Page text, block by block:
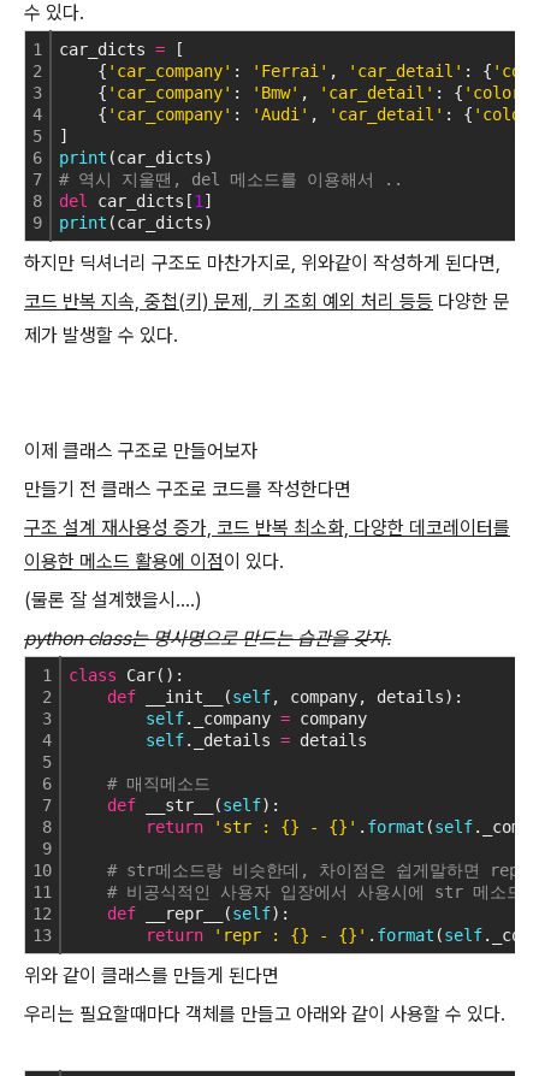
수 있다.
1
2
3
4
5
6
7
8
9
car_dicts = [
{ 'car_company' : 'Ferrai' , 'car_detail' : {
{ 'car_company' : 'Bmw' , 'car_detail' : { 'color'
{ 'car_company' : 'Audi' , 'car_detail' : { 'color'
]
print (car_dicts)
# 역시 지울땐, del 메소드를 이용해서 ..
del
car_dicts[1 ]
print (car_dicts)
하지만 딕셔너리 구조도 마찬가지로, 위와같이 작성하게 된다면,
코드 반복 지속, 중첩(키) 문제, 키 조회 예외 처리 등등 다양한 문
제가 발생할 수 있다.
이제 클래스 구조로 만들어보자
만들기 전 클래스 구조로 코드를 작성한다면
구조 설계 재사용성 증가, 코드 반복 최소화, 다양한 데코레이터를
이용한 메소드 활용에 이점이 있다.
(물론 잘 설계했을시....)
python class는 명사명으로 만드는 습관을 갖자.
1
2
3
4
5
6
7
8
9
10
11
12
13
class Car():
def __init__(self, company, details):
self._company = company
self._details = details
# 매직메소드
def __str__(self):
return
'str : {} - {}' . format (self
# str메소드랑 비슷한데, 차이점은 쉽게말하면
# 비공식적인 사용자 입장에서 사용시에 str 메소드
def __repr__(self):
return
'repr : {} - {}' . format (self
위와 같이 클래스를 만들게 된다면
우리는 필요할때마다 객체를 만들고 아래와 같이 사용할 수 있다.